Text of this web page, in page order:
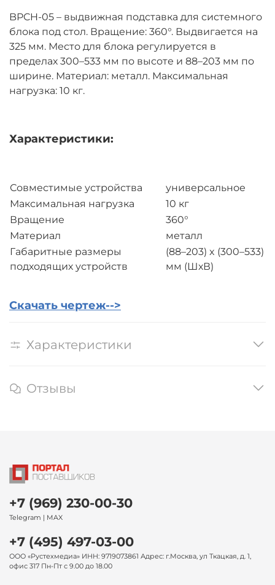
BPCH-05 – выдвижная подставка для системного
блока под стол. Вращение: 360°. Выдвигается на
325 мм. Место для блока регулируется в
пределах 300–533 мм по высоте и 88–203 мм по
ширине. Материал: металл. Максимальная
нагрузка: 10 кг.
Характеристики:
Совместимые устройства
универсальное
Максимальная нагрузка
10 кг
Вращение
360°
Материал
металл
Габаритные размеры
подходящих устройств
(88–203) x (300–533)
мм (ШхВ)
Скачать чертеж-->
Характеристики
Отзывы
+7 (969) 230-00-30
Telegram | MAX
+7 (495) 497-03-00
ООО «Рустехмедиа» ИНН: 9719073861 Адрес: г.Москва, ул Ткацкая, д. 1,
офис 317 Пн-Пт с 9.00 до 18.00